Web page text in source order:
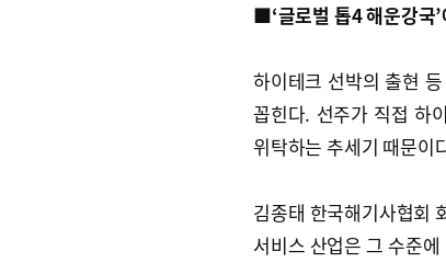
■‘글로벌 톱4 해운강국
하이테크 선박의 출현
꼽힌다. 선주가 직접 하
위탁하는 추세기 때문이
김종태 한국해기사협회
서비스 산업은 그 수준